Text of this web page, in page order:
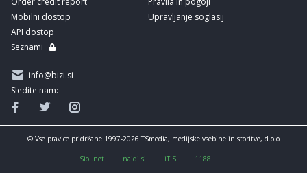
Mobilni dostop
API dostop
Seznami
Upravljanje soglasij
info@bizi.si
Sledite nam:
© Vse pravice pridržane 1997-2026 TSmedia, medijske vsebine in storitve, d.o.o
Siol.net najdi.si iTIS 1188